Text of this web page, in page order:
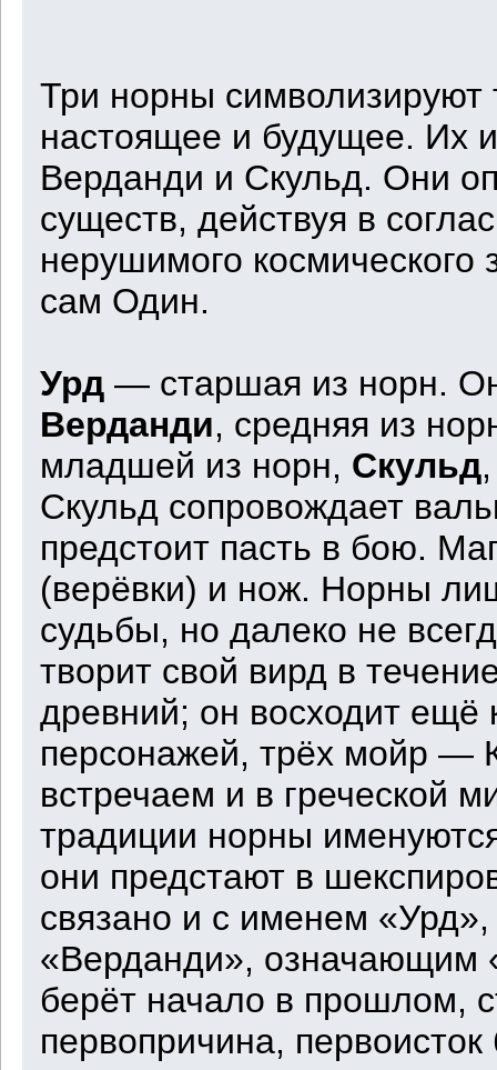
Три норны
настоящее и будущее. Их
Верданди и Скульд. Они
существ, действуя в
нерушимого космического
сам Один.
Урд— старшая из норн.
Верданди, средняя из
младшей из норн, Скульд
Скульд сопровождает
предстоит пасть в бою.
(верёвки) и нож. Норны
судьбы, но далеко не
творит свой вирд в
древний; он восходит ещё
персонажей, трёх мойр —
встречаем и в греческой
традиции норны
они предстают в
связано и с именем
«Верданди», означающим
берёт начало в прошлом,
первопричина,